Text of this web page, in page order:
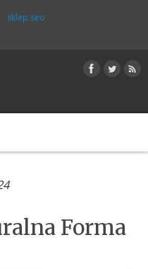
sklep seo
Forma